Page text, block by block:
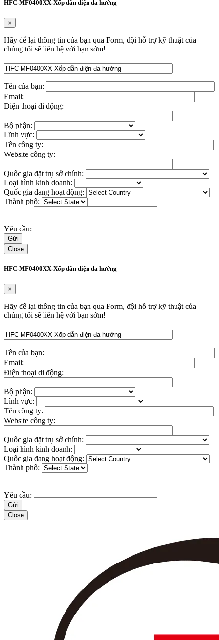
HFC-MF0400XX-Xốp dẫn điện đa hướng
×
Hãy để lại thông tin của bạn qua Form, đội hỗ trợ kỹ thuật của
chúng tôi sẽ liên hệ với bạn sớm!
Tên của bạn:
Email:
Điện thoại di động:
Bộ phận:
Lĩnh vực:
Tên công ty:
Website công ty:
Quốc gia đặt trụ sở chính:
Loại hình kinh doanh:
Quốc gia đang hoạt động:
Thành phố:
Yêu cầu:
Close
HFC-MF0400XX-Xốp dẫn điện đa hướng
×
Hãy để lại thông tin của bạn qua Form, đội hỗ trợ kỹ thuật của
chúng tôi sẽ liên hệ với bạn sớm!
Tên của bạn:
Email:
Điện thoại di động:
Bộ phận:
Lĩnh vực:
Tên công ty:
Website công ty:
Quốc gia đặt trụ sở chính:
Loại hình kinh doanh:
Quốc gia đang hoạt động:
Thành phố:
Yêu cầu:
Close